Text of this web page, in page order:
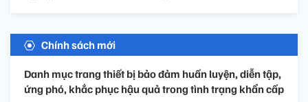
Chính sách mới
Danh mục trang thiết bị bảo đảm huấn luyện, diễn tập,
ứng phó, khắc phục hậu quả trong tình trạng khẩn cấp